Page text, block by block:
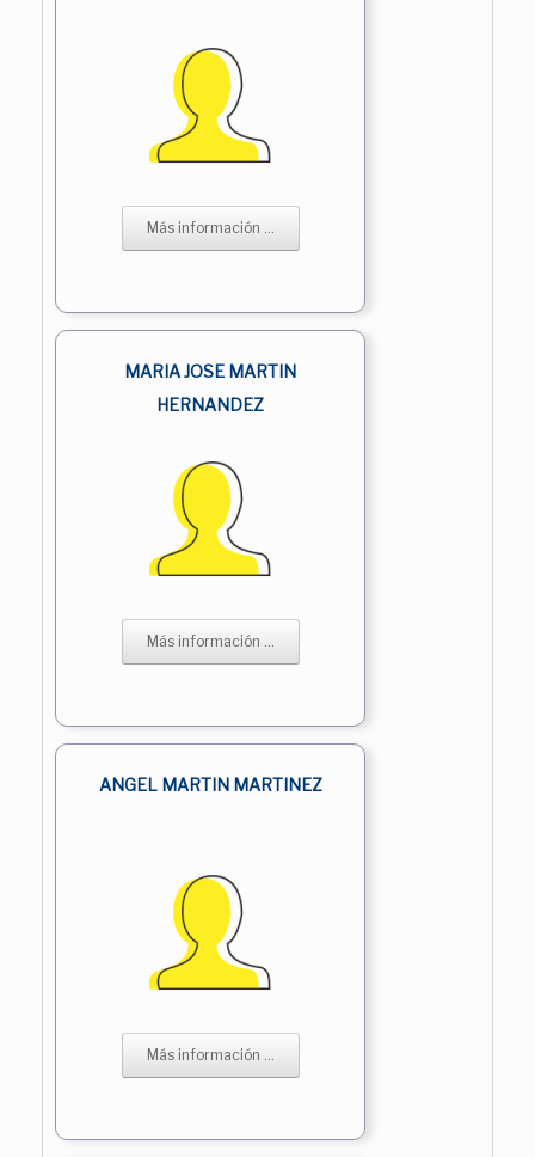
Más información ...
MARIA JOSE MARTIN
HERNANDEZ
Más información ...
ANGEL MARTIN MARTINEZ
Más información ...